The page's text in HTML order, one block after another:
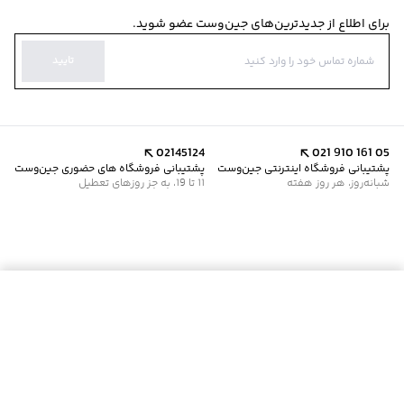
برای اطلاع از جدیدترین‌های جین‌وست عضو شوید.
تایید
021 910 161 05
پشتیبانی فروشگاه اینترنتی جین‌وست
شبانه‌روز، هر روز هفته
02145124
پشتیبانی فروشگاه های حضوری جین‌وست
11 تا 19، به جز روزهای تعطیل